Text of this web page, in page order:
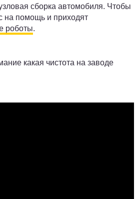
сборка автомобиля. Чтобы
на помощь и приходят
роботы.
какая чистота на заводе